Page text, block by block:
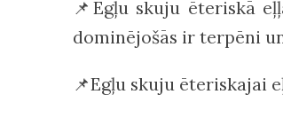
📌Egļu skuju ēteriskā
dominējošās ir terpēni
📌Egļu skuju ēteriskajai